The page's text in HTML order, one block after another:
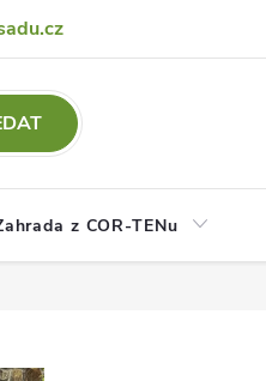
Návody
z COR-TENu